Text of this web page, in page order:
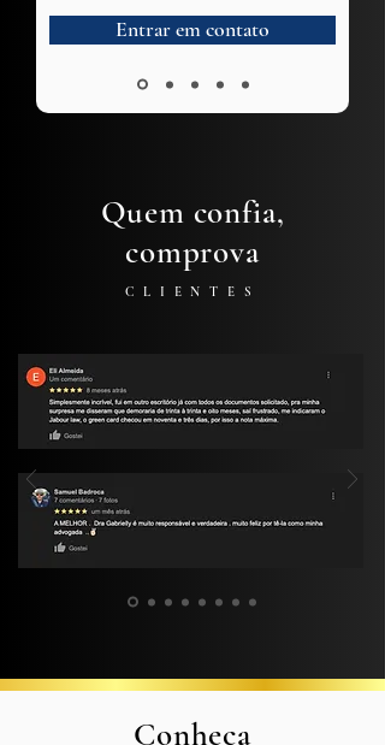
Entrar em contato
Quem confia,
comprova
CLIENTES
Conheça